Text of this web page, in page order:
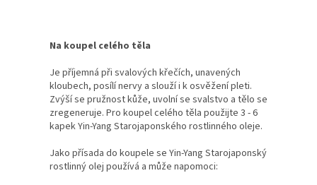
Na koupel celého těla
Je příjemná při svalových křečích, unavených
kloubech, posílí nervy a slouží i k osvěžení pleti.
Zvýší se pružnost kůže, uvolní se svalstvo a tělo se
zregeneruje. Pro koupel celého těla použijte 3 - 6
kapek Yin-Yang Starojaponského rostlinného oleje.
Jako přísada do koupele se Yin-Yang Starojaponský
rostlinný olej používá a může napomoci: